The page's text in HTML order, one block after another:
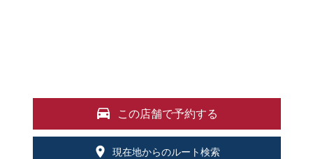
この店舗で予約する
現在地からのルート検索